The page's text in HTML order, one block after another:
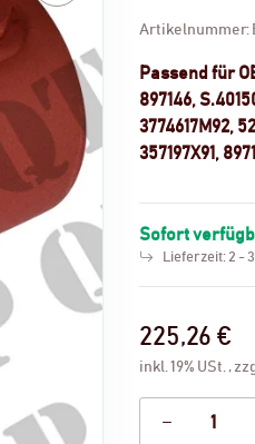
Artikelnummer:
Passend für
897146,
3774617M92,
357197X91,
Sofort
Lieferzeit:2 -
225,26 €
inkl. 19% USt. ,